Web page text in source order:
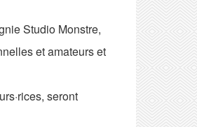
Studio Monstre,
et amateurs et
seront